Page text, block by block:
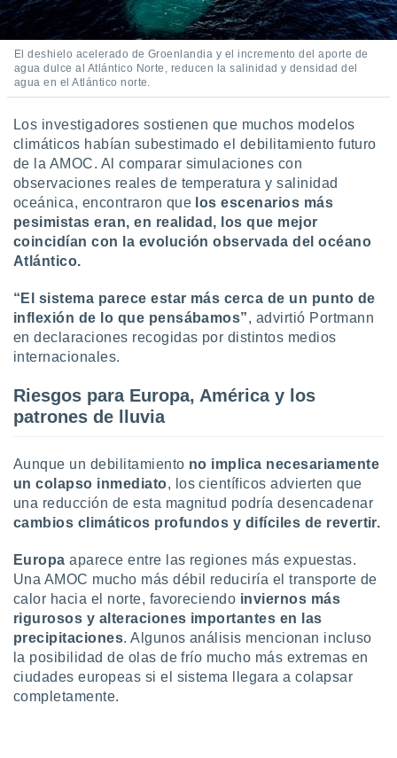
utilizar
crear un
uso de
la
contenido
medir el
la
el
del
de
de
de
de
uso de
e
mediante
publicidad
publicidad
de
1199
El deshielo acelerado de Groenlandia y el incremento del aporte de
agua dulce al Atlántico Norte, reducen la salinidad y densidad del
agua en el Atlántico norte.
Los investigadores sostienen que muchos modelos
climáticos habían subestimado el debilitamiento futuro
de la AMOC. Al comparar simulaciones con
observaciones reales de temperatura y salinidad
oceánica, encontraron que los escenarios más
pesimistas eran, en realidad, los que mejor
coincidían con la evolución observada del océano
Atlántico.
“El sistema parece estar más cerca de un punto de
inflexión de lo que pensábamos”, advirtió Portmann
en declaraciones recogidas por distintos medios
internacionales.
Riesgos para Europa, América y los
patrones de lluvia
Aunque un debilitamiento no implica necesariamente
un colapso inmediato, los científicos advierten que
una reducción de esta magnitud podría desencadenar
cambios climáticos profundos y difíciles de revertir.
Europa aparece entre las regiones más expuestas.
Una AMOC mucho más débil reduciría el transporte de
calor hacia el norte, favoreciendo inviernos más
rigurosos y alteraciones importantes en las
precipitaciones. Algunos análisis mencionan incluso
la posibilidad de olas de frío mucho más extremas en
ciudades europeas si el sistema llegara a colapsar
completamente.